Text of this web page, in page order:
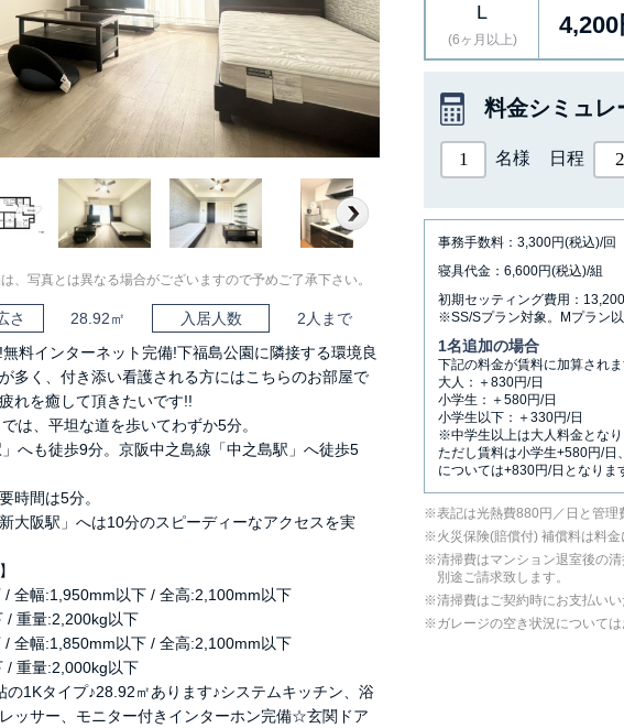
Next
、写真とは異なる場合がございますので予めご了承下さい。
さ 28.92㎡ 入居人数
2人まで
料インターネット完備!下福島公園に隣接する環境良
多く、付き添い看護される方にはこちらのお部屋で
れを癒して頂きたいです!!
は、平坦な道を歩いてわずか5分。
へも徒歩9分。京阪中之島線「中之島駅」へ徒歩5
時間は5分。
大阪駅」へは10分のスピーディーなアクセスを実
全幅:1,950mm以下 / 全高:2,100mm以下
/ 重量:2,200kg以下
全幅:1,850mm以下 / 全高:2,100mm以下
/ 重量:2,000kg以下
の1Kタイプ♪28.92㎡あります♪システムキッチン、浴
ッサー、モニター付きインターホン完備☆玄関ドア
L
(6ヶ月以上)
4,200
料金シミュレ
名様 日程
事務手数料：3,300円(税込)/回
寝具代金：6,600円(税込)/組
初期セッティング費用：
※SS/Sプラン対象。Mプラン
1名追加の場合
下記の料金が賃料に加算されま
大人：＋830円/日
小学生：＋580円/日
小学生以下：＋330円/日
※中学生以上は大人料金となり
ただし賃料は小学生+580円/日
については+830円/日となりま
表記は光熱費880円／日と管理
⽕災保険(賠償付) 補償料は料⾦
清掃費はマンション退室後の
別途ご請求致します。
清掃費はご契約時にお支払いい
ガレージの空き状況については